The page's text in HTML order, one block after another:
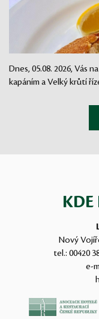
Dnes, 05.08. 2026, Vás
kapáním a Velký krůtí
KDE
Nový
tel.: 00420
e-